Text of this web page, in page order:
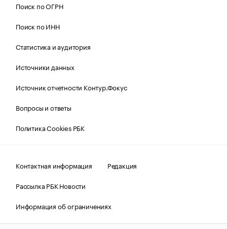
Поиск по ОГРН
Поиск по ИНН
Статистика и аудитория
Источники данных
Источник отчетности Контур.Фокус
Вопросы и ответы
Политика Cookies РБК
Контактная информация
Редакция
Рассылка РБК Новости
Информация об ограничениях
Правовая информация
О соблюдении авторских прав